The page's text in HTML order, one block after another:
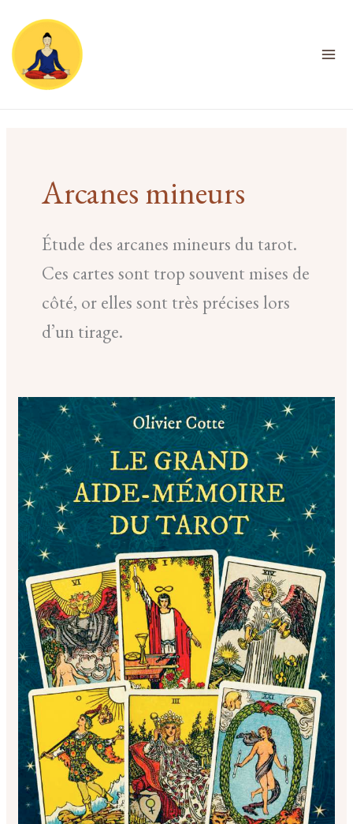
contenu
Arcanes mineurs
Étude des arcanes mineurs du tarot.
Ces cartes sont trop souvent mises de
côté, or elles sont très précises lors
d’un tirage.
LE
GRAND
AIDE-
MÉMOIRE
DU